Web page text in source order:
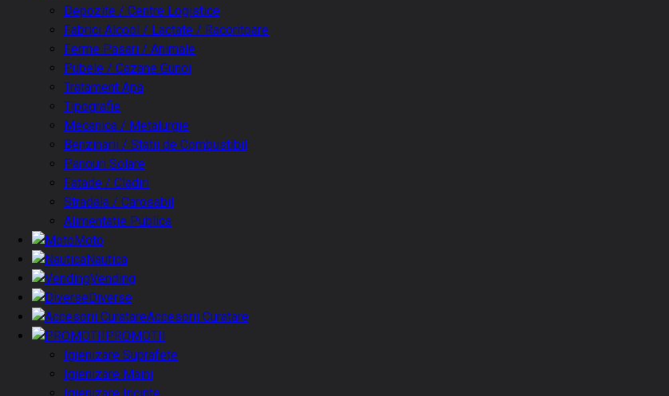
Depozite / Centre Logistice
Fabrici Alcool / Lactate / Racoritoare
Ferme Pasari / Animale
Pubele / Cazane Gunoi
Tratament Apa
Tipografie
Mecanica / Metalurgie
Benzinarii / Statii de Combustibil
Panouri Solare
Fatade / Cladiri
Stradala / Carosabil
Alimentatie Publica
Moto
Nautica
Vending
Diverse
Accesorii Curatare
PROMOTII
Igienizare Suprafete
Igienizare Maini